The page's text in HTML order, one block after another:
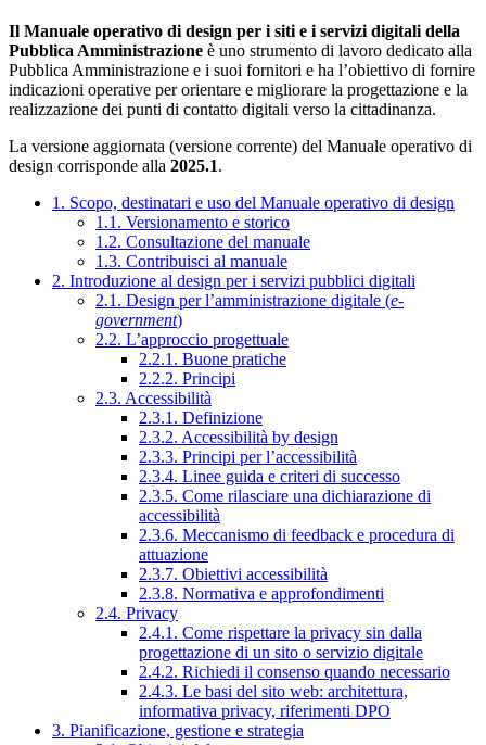
Il Manuale operativo di design per i siti e i servizi digitali della
Pubblica Amministrazione è uno strumento di lavoro dedicato alla
Pubblica Amministrazione e i suoi fornitori e ha l’obiettivo di fornire
indicazioni operative per orientare e migliorare la progettazione e la
realizzazione dei punti di contatto digitali verso la cittadinanza.
La versione aggiornata (versione corrente) del Manuale operativo di
design corrisponde alla 2025.1.
1. Scopo, destinatari e uso del Manuale operativo di design
1.1. Versionamento e storico
1.2. Consultazione del manuale
1.3. Contribuisci al manuale
2. Introduzione al design per i servizi pubblici digitali
2.1. Design per l’amministrazione digitale (e-
government)
2.2. L’approccio progettuale
2.2.1. Buone pratiche
2.2.2. Principi
2.3. Accessibilità
2.3.1. Definizione
2.3.2. Accessibilità by design
2.3.3. Principi per l’accessibilità
2.3.4. Linee guida e criteri di successo
2.3.5. Come rilasciare una dichiarazione di
accessibilità
2.3.6. Meccanismo di feedback e procedura di
attuazione
2.3.7. Obiettivi accessibilità
2.3.8. Normativa e approfondimenti
2.4. Privacy
2.4.1. Come rispettare la privacy sin dalla
progettazione di un sito o servizio digitale
2.4.2. Richiedi il consenso quando necessario
2.4.3. Le basi del sito web: architettura,
informativa privacy, riferimenti DPO
3. Pianificazione, gestione e strategia